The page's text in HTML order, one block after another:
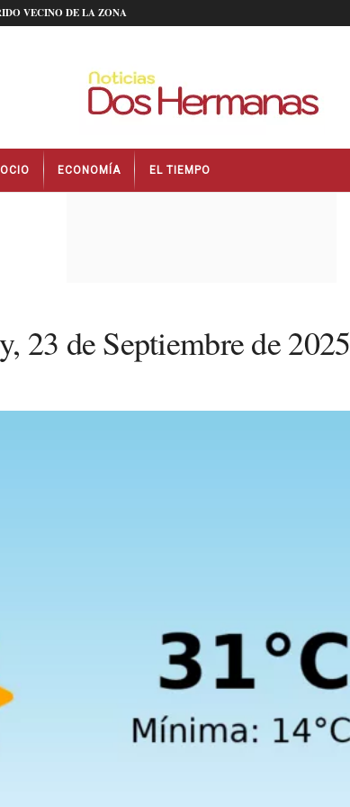
VECINO DE LA ZONA
OCIO ECONOMÍA EL TIEMPO
23 de Septiembre de 2025